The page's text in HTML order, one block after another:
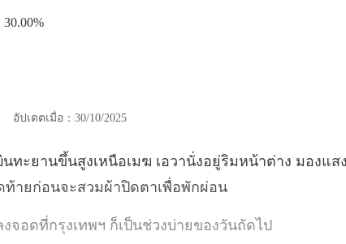
30.00%
อัปเดตเมื่อ：30/10/2025
ยู่ริมหน้าต่าง มองแส
ดที่กรุงเทพฯ ก็เป็น